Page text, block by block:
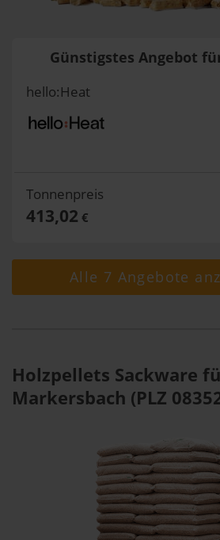
Günstigstes Angebot
hello:Heat
Tonnenpreis
413,02 €
Alle 7 Angebote
Holzpellets Sackware
Markersbach (PLZ